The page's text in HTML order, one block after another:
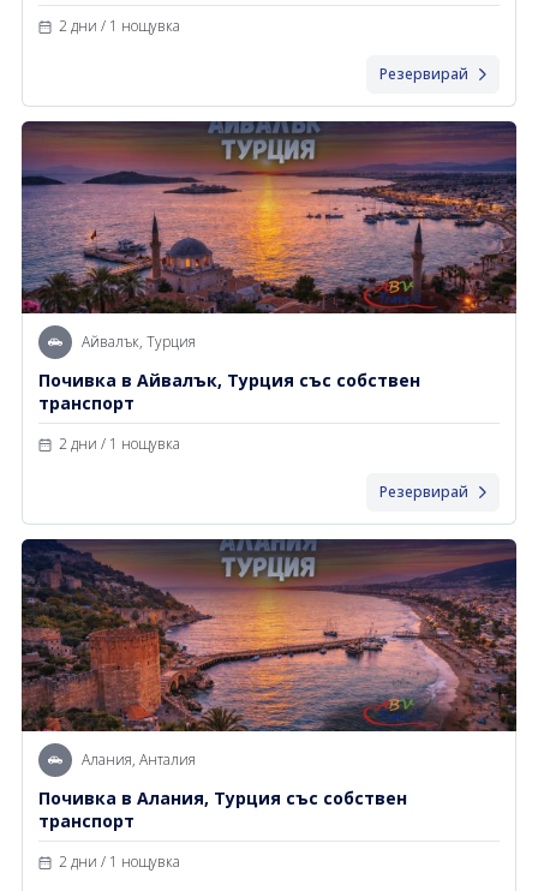
2 дни / 1 нощувка
Резервирай
Айвалък, Турция
Почивка в Айвалък, Турция със собствен
транспорт
2 дни / 1 нощувка
Резервирай
Алания, Анталия
Почивка в Алания, Турция със собствен
транспорт
2 дни / 1 нощувка